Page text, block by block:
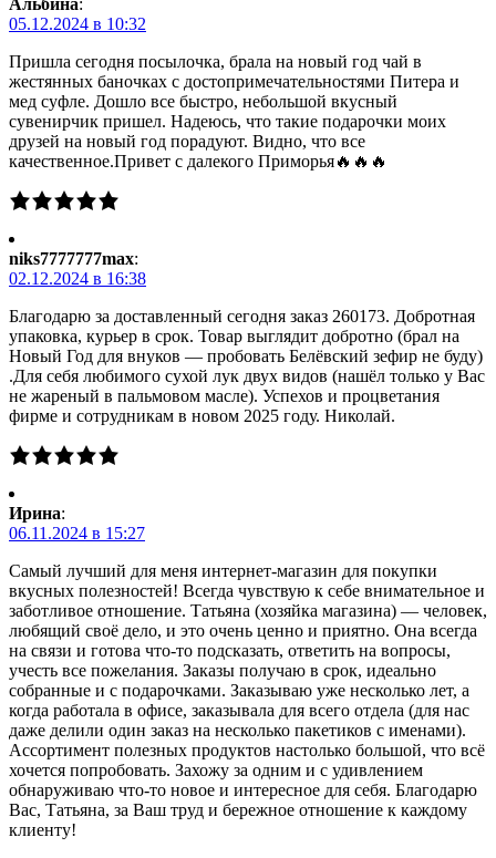
05.12.2024 в 10:32
Пришла сегодня посылочка, брала на новый год чай в
жестянных баночках с достопримечательностями Питера и
мед суфле. Дошло все быстро, небольшой вкусный
сувенирчик пришел. Надеюсь, что такие подарочки моих
друзей на новый год порадуют. Видно, что все
качественное.Привет с далекого Приморья🔥🔥🔥
niks7777777max:
02.12.2024 в 16:38
Благодарю за доставленный сегодня заказ 260173. Добротная
упаковка, курьер в срок. Товар выглядит добротно (брал на
Новый Год для внуков — пробовать Белёвский зефир не буду)
.Для себя любимого сухой лук двух видов (нашёл только у Вас
не жареный в пальмовом масле). Успехов и процветания
фирме и сотрудникам в новом 2025 году. Николай.
Ирина:
06.11.2024 в 15:27
Самый лучший для меня интернет-магазин для покупки
вкусных полезностей! Всегда чувствую к себе внимательное и
заботливое отношение. Татьяна (хозяйка магазина) — человек,
любящий своё дело, и это очень ценно и приятно. Она всегда
на связи и готова что-то подсказать, ответить на вопросы,
учесть все пожелания. Заказы получаю в срок, идеально
собранные и с подарочками. Заказываю уже несколько лет, а
когда работала в офисе, заказывала для всего отдела (для нас
даже делили один заказ на несколько пакетиков с именами).
Ассортимент полезных продуктов настолько большой, что всё
хочется попробовать. Захожу за одним и с удивлением
обнаруживаю что-то новое и интересное для себя. Благодарю
Вас, Татьяна, за Ваш труд и бережное отношение к каждому
клиенту!